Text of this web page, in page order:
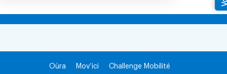
Oùra Mov’ici Challenge Mobilité